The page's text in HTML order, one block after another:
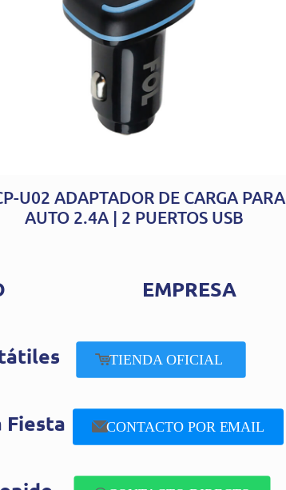
U02 ADAPTADOR DE CARGA PARA
AUTO 2.4A | 2 PUERTOS USB
EMPRESA
TIENDA OFICIAL
Fiesta CONTACTO POR EMAIL